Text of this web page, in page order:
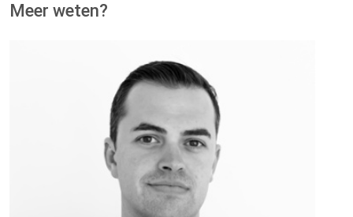
Meer weten?